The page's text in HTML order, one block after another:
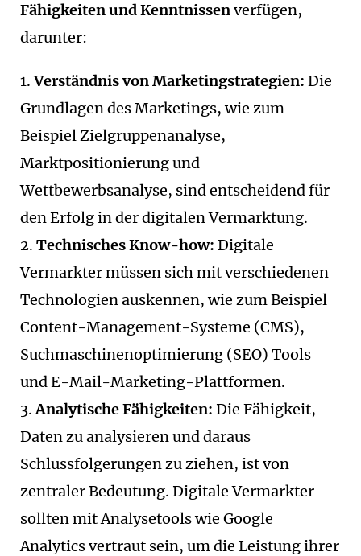
Fähigkeiten und Kenntnissenverfügen,
darunter:
Verständnis von Marketingstrategien: Die
Grundlagen des Marketings, wie zum
Beispiel Zielgruppenanalyse,
Marktpositionierung und
Wettbewerbsanalyse, sind entscheidend für
den Erfolg in der digitalen Vermarktung.
Technisches Know-how: Digitale
Vermarkter müssen sich mit verschiedenen
Technologien auskennen, wie zum Beispiel
Content-Management-Systeme (CMS),
Suchmaschinenoptimierung (SEO) Tools
und E-Mail-Marketing-Plattformen.
Analytische Fähigkeiten: Die Fähigkeit,
Daten zu analysieren und daraus
Schlussfolgerungen zu ziehen, ist von
zentraler Bedeutung. Digitale Vermarkter
sollten mit Analysetools wie Google
Analytics vertraut sein, um die Leistung ihrer